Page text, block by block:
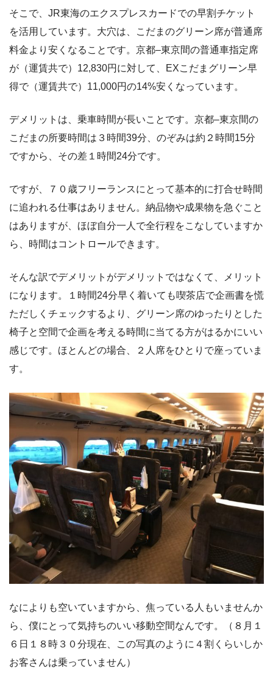
そこで、JR東海のエクスプレスカードでの早割チケット
を活用しています。大穴は、こだまのグリーン席が普通席
料金より安くなることです。京都–東京間の普通車指定席
が（運賃共で）12,830円に対して、EXこだまグリーン早
得で（運賃共で）11,000円の14%安くなっています。
デメリットは、乗車時間が長いことです。京都–東京間の
こだまの所要時間は３時間39分、のぞみは約２時間15分
ですから、その差１時間24分です。
ですが、７０歳フリーランスにとって基本的に打合せ時間
に追われる仕事はありません。納品物や成果物を急ぐこと
はありますが、ほぼ自分一人で全行程をこなしていますか
ら、時間はコントロールできます。
そんな訳でデメリットがデメリットではなくて、メリット
になります。１時間24分早く着いても喫茶店で企画書を慌
ただしくチェックするより、グリーン席のゆったりとした
椅子と空間で企画を考える時間に当てる方がはるかにいい
感じです。ほとんどの場合、２人席をひとりで座っていま
す。
なによりも空いていますから、焦っている人もいませんか
ら、僕にとって気持ちのいい移動空間なんです。（８月１
６日１８時３０分現在、この写真のように４割くらいしか
お客さんは乗っていません）